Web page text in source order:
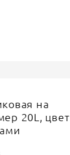
на
20L, цвет